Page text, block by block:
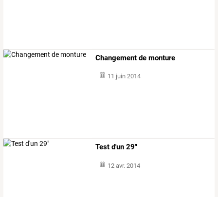
Changement de monture
11 juin 2014
Test d'un 29"
12 avr. 2014